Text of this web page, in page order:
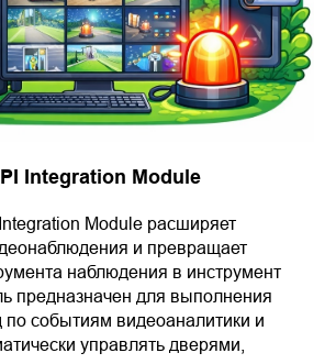
Integration Module
Module расширяет
и превращает
наблюдения в инструмент
предназначен для выполнения
событиям видеоаналитики и
управлять дверями,